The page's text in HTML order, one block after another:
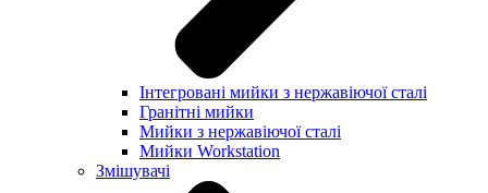
Інтегровані мийки з нержавіючої сталі
Гранітні мийки
Мийки з нержавіючої сталі
Мийки Workstation
Змішувачі